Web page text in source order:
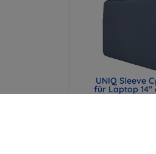
UNIQ Sleeve
für Laptop 14"
blue,